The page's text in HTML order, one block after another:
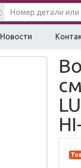
Новости